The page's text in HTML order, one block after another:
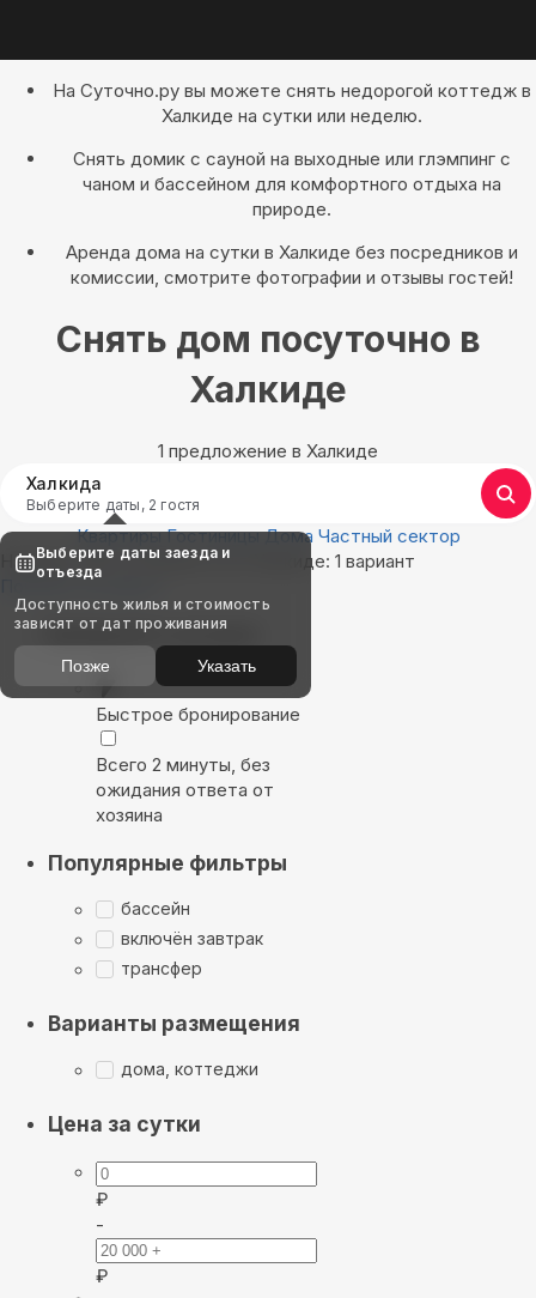
На Суточно.ру вы можете снять недорогой коттедж в
Халкиде на сутки или неделю.
Снять домик с сауной на выходные или глэмпинг с
чаном и бассейном для комфортного отдыха на
природе.
Аренда дома на сутки в Халкиде без посредников и
комиссии, смотрите фотографии и отзывы гостей!
Снять дом посуточно в
Халкиде
1 предложение в Халкиде
Халкида
Выберите даты, 2 гостя
Квартиры Гостиницы Дома Частный сектор
Найдём, где остановиться в Халкиде: 1 вариант
Показать на карте
Выбирайте лучшее
Быстрое бронирование
Всего 2 минуты, без
ожидания ответа от
хозяина
Популярные фильтры
бассейн
включён завтрак
трансфер
Варианты размещения
дома, коттеджи
Цена за сутки
₽
-
₽
Выберите даты заезда и
отъезда
Доступность жилья и стоимость
зависят от дат проживания
Позже Указать